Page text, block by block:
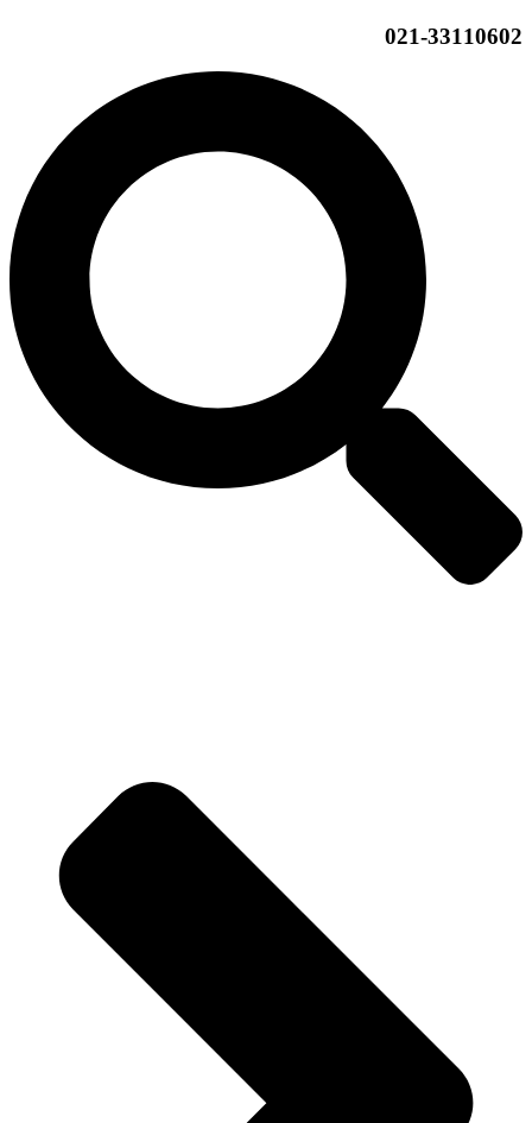
021-33110602